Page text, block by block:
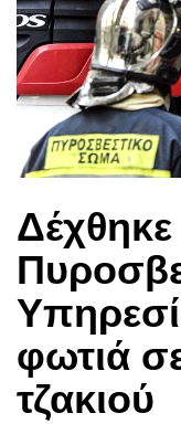
φωτιά
τζακιού